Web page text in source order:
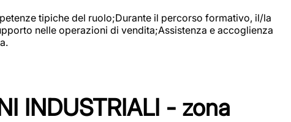
tipiche del ruolo;Durante il percorso formativo, il/la
nelle operazioni di vendita;Assistenza e accoglienza
INDUSTRIALI - zona